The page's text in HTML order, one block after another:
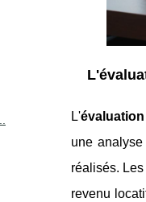
L'
une
réalisés.
revenu